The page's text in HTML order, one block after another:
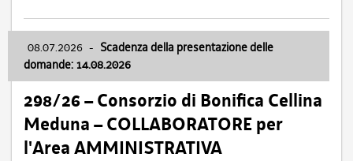
08.07.2026 - Scadenza della presentazione delle
domande: 14.08.2026
298/26 – Consorzio di Bonifica Cellina
Meduna – COLLABORATORE per
l'Area AMMINISTRATIVA